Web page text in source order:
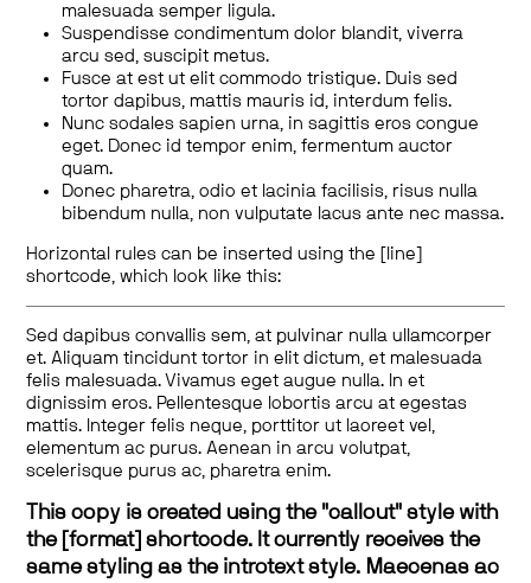
malesuada semper ligula.
Suspendisse condimentum dolor blandit, viverra
arcu sed, suscipit metus.
Fusce at est ut elit commodo tristique. Duis sed
tortor dapibus, mattis mauris id, interdum felis.
Nunc sodales sapien urna, in sagittis eros congue
eget. Donec id tempor enim, fermentum auctor
quam.
Donec pharetra, odio et lacinia facilisis, risus nulla
bibendum nulla, non vulputate lacus ante nec massa.
Horizontal rules can be inserted using the [line]
shortcode, which look like this:
Sed dapibus convallis sem, at pulvinar nulla ullamcorper
et. Aliquam tincidunt tortor in elit dictum, et malesuada
felis malesuada. Vivamus eget augue nulla. In et
dignissim eros. Pellentesque lobortis arcu at egestas
mattis. Integer felis neque, porttitor ut laoreet vel,
elementum ac purus. Aenean in arcu volutpat,
scelerisque purus ac, pharetra enim.
This copy is created using the "callout" style with
the [format] shortcode. It currently receives the
same styling as the introtext style. Maecenas ac